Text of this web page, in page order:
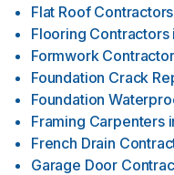
Flat Roof Contractors
Flooring Contractors
Formwork
Foundation Crack
Foundation
Framing Carpenters
French Drain
Garage Door